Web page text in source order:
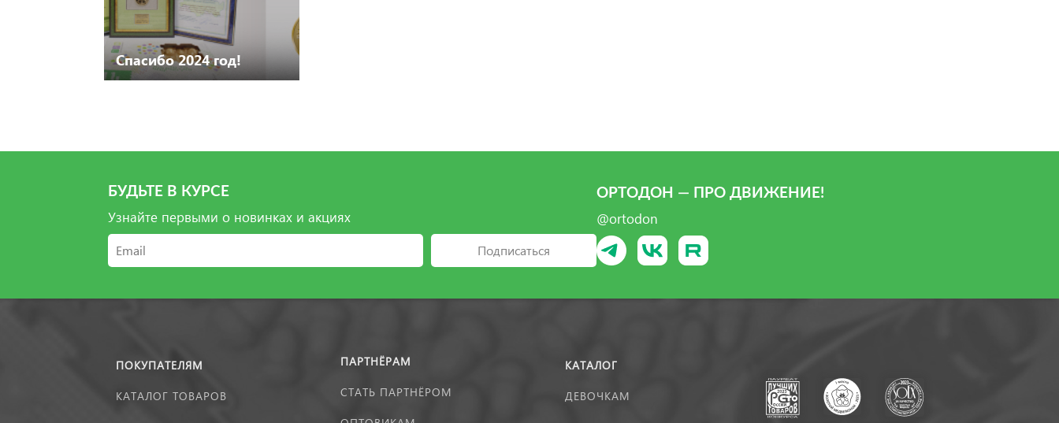
Спасибо 2024 год!
БУДЬТЕ В КУРСЕ
Узнайте первыми о новинках и акциях
Подписаться
ОРТОДОН — ПРО ДВИЖЕНИЕ!
@ortodon
ПОКУПАТЕЛЯМ
КАТАЛОГ ТОВАРОВ
ПАРТНЁРАМ
СТАТЬ ПАРТНЁРОМ
КАТАЛОГ
ДЕВОЧКАМ